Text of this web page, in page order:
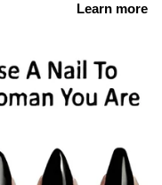
നൈട്രിക്
സമ്മർദ്ദം